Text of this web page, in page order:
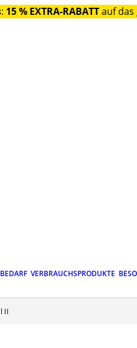
: 15 % EXTRA-RABATTauf
VERBRAUCHSPRODUKTE
II